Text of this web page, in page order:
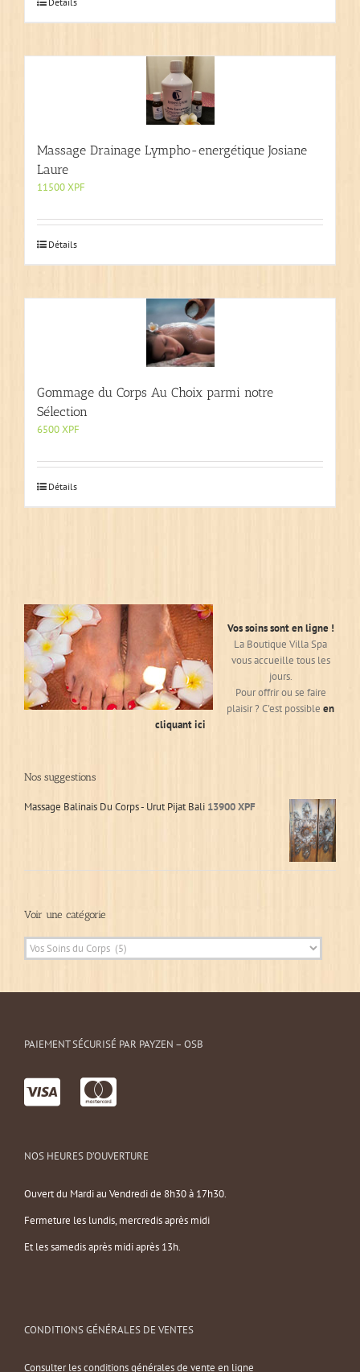
Massage Drainage Lympho-energétique Josiane
Laure
11500XPF
Détails
Gommage du Corps Au Choix parmi notre
Sélection
6500XPF
Détails
Vos soins sont en ligne !
La Boutique Villa Spa
vous accueille tous les
jours.
Pour offrir ou se faire
plaisir ? C'est possible en
cliquant ici
Nos suggestions
Massage Balinais Du Corps - Urut Pijat Bali 13900XPF
Voir une catégorie
PAIEMENT SÉCURISÉ PAR PAYZEN – OSB
NOS HEURES D’OUVERTURE
Ouvert du Mardi au Vendredi de 8h30 à 17h30.
Fermeture les lundis, mercredis après midi
Et les samedis après midi après 13h.
CONDITIONS GÉNÉRALES DE VENTES
Consulter les conditions générales de vente en ligne